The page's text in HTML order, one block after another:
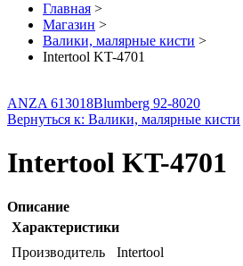
Главная >
Магазин >
Валики, малярные кисти >
Intertool KT-4701
ANZA 613018Blumberg 92-8020
Вернуться к: Валики, малярные кисти
Intertool KT-4701
Описание
Характеристики
Производитель
Intertool